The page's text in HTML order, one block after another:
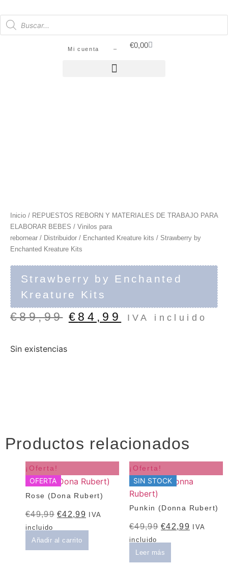
Mi cuenta – €0,00
Inicio / REPUESTOS REBORN Y MATERIALES DE TRABAJO PARA
ELABORAR BEBES / Vinilos para
rebornear / Distribuidor / Enchanted Kreature kits / Strawberry by
Enchanted Kreature Kits
Strawberry by Enchanted
Kreature Kits
€89,99 € 84,99 IVA incluido
Sin existencias
Productos relacionados
¡Oferta!
OFERTA
Rose (Dona Rubert)
€49,99 €42,99
IVA
incluido
Añadir al carrito
¡Oferta!
SIN STOCK
Punkin (Donna Rubert)
€49,99 €42,99
IVA
incluido
Leer más